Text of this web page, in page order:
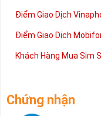
Điểm Giao Dịch
Điểm Giao Dịch
Khách Hàng Mua Sim
Chứng nhận